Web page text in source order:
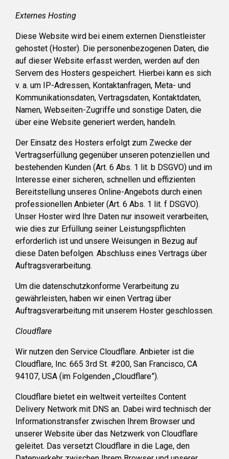
Externes Hosting
Diese Website wird bei einem externen Dienstleister
gehostet (Hoster). Die personenbezogenen Daten, die
auf dieser Website erfasst werden, werden auf den
Servern des Hosters gespeichert. Hierbei kann es sich
v. a. um IP-Adressen, Kontaktanfragen, Meta- und
Kommunikationsdaten, Vertragsdaten, Kontaktdaten,
Namen, Webseiten-Zugriffe und sonstige Daten, die
über eine Website generiert werden, handeln.
Der Einsatz des Hosters erfolgt zum Zwecke der
Vertragserfüllung gegenüber unseren potenziellen und
bestehenden Kunden (Art. 6 Abs. 1 lit. b DSGVO) und im
Interesse einer sicheren, schnellen und effizienten
Bereitstellung unseres Online-Angebots durch einen
professionellen Anbieter (Art. 6 Abs. 1 lit. f DSGVO).
Unser Hoster wird Ihre Daten nur insoweit verarbeiten,
wie dies zur Erfüllung seiner Leistungspflichten
erforderlich ist und unsere Weisungen in Bezug auf
diese Daten befolgen. Abschluss eines Vertrags über
Auftragsverarbeitung.
Um die datenschutzkonforme Verarbeitung zu
gewährleisten, haben wir einen Vertrag über
Auftragsverarbeitung mit unserem Hoster geschlossen.
Cloudflare
Wir nutzen den Service Cloudflare. Anbieter ist die
Cloudflare, Inc. 665 3rd St. #200, San Francisco, CA
94107, USA (im Folgenden „Cloudflare”).
Cloudflare bietet ein weltweit verteiltes Content
Delivery Network mit DNS an. Dabei wird technisch der
Informationstransfer zwischen Ihrem Browser und
unserer Website über das Netzwerk von Cloudflare
geleitet. Das versetzt Cloudflare in die Lage, den